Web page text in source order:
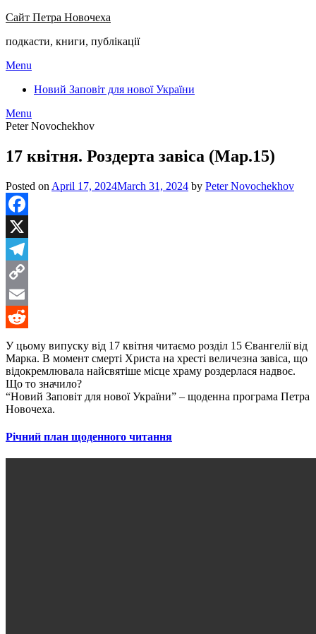
Сайт Петра Новочеха
подкасти, книги, публікації
Menu
Новий Заповіт для нової України
Menu
Peter Novochekhov
17 квітня. Роздерта завіса (Мар.15)
Posted on April 17, 2024March 31, 2024 by Peter Novochekhov
Facebook
X
Telegram
Copy
Link
Email
Reddit
У цьому випуску від 17 квітня читаємо розділ 15 Євангелії від
Марка. В момент смерті Христа на хресті величезна завіса, що
відокремлювала найсвятіше місце храму роздерлася надвоє.
Що то значило?
“Новий Заповіт для нової України” – щоденна програма Петра
Новочеха.
Річний план щоденного читання